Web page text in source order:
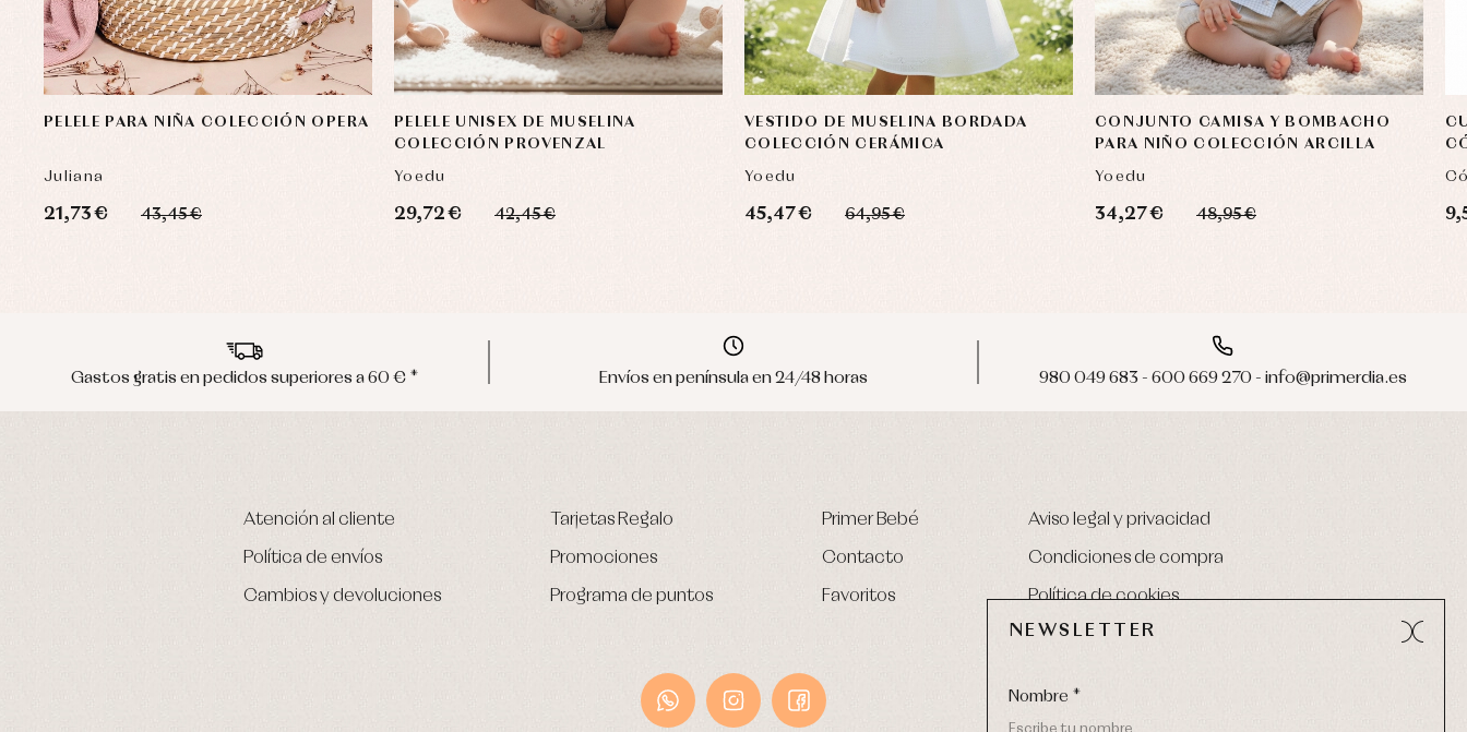
PELELE PARA NIÑA COLECCIÓN OPERA
Juliana
21,73 € 43,45 €
PELELE UNISEX DE MUSELINA
COLECCIÓN PROVENZAL
Yoedu
29,72 € 42,45 €
VESTIDO DE MUSELINA BORDADA
COLECCIÓN CERÁMICA
Yoedu
45,47 € 64,95 €
CONJUNTO CAMISA Y BOMBACHO
PARA NIÑO COLECCIÓN ARCILLA
Yoedu
34,27 € 48,95 €
Gastos gratis en pedidos superiores a 60 € * Envíos en península en 24/48 horas 980 049 683 - 600 669 270 - info@primerdia.es
Atención al cliente
Política de envíos
Cambios y devoluciones
Tarjetas Regalo
Promociones
Programa de puntos
Primer Bebé
Contacto
Favoritos
Aviso legal y privacidad
Condiciones de compra
Política de cookies
NEWSLETTER
Nombre *